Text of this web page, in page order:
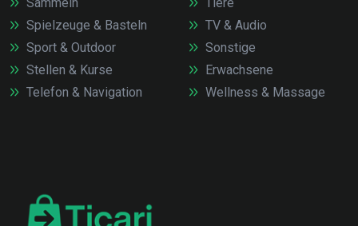
Spielzeuge & Basteln
Sport & Outdoor
Stellen & Kurse
Telefon & Navigation
TV & Audio
Sonstige
Erwachsene
Wellness & Massage